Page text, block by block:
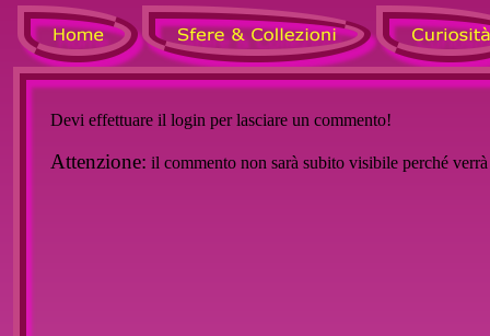
Devi effettuare il login per lasciare un commento!
Attenzione: il commento non sarà subito visibile perché